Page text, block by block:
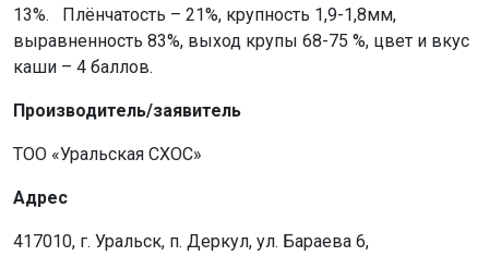
13%. Плёнчатость – 21%, крупность 1,9-1,8мм,
выравненность 83%, выход крупы 68-75 %, цвет и вкус
каши – 4 баллов.
Производитель/заявитель
ТОО «Уральская СХОС»
Адрес
417010, г. Уральск, п. Деркул, ул. Бараева 6,